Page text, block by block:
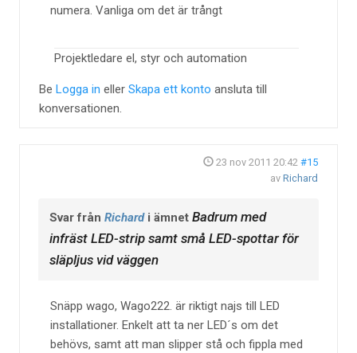
numera. Vanliga om det är trångt
Projektledare el, styr och automation
Be Logga in eller Skapa ett konto ansluta till
konversationen.
23 nov 2011 20:42 #15
av Richard
Svar från Richardi ämnet Badrum med
infräst LED-strip samt små LED-spottar för
släpljus vid väggen
Snäpp wago, Wago222. är riktigt najs till LED
installationer. Enkelt att ta ner LED´s om det
behövs, samt att man slipper stå och fippla med